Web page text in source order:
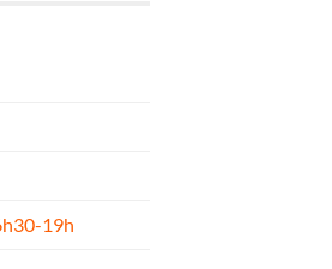
19h